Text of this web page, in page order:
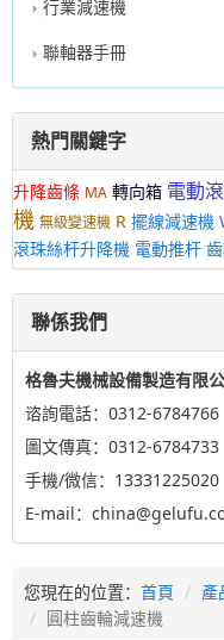
行業減速機
聯軸器手冊
熱門關鍵字
升降齒條 MA 轉向箱 電動
機 無級變速機 R 擺線減速機
滾珠絲杆升降機 電動推杆
聯係我們
格魯夫機械設備製造有限
谘詢電話：0312-6784766
圖文傳真：0312-6784733
手機/微信：13331225020
E-mail：
您現在的位置： 首頁 產
圓柱齒輪減速機